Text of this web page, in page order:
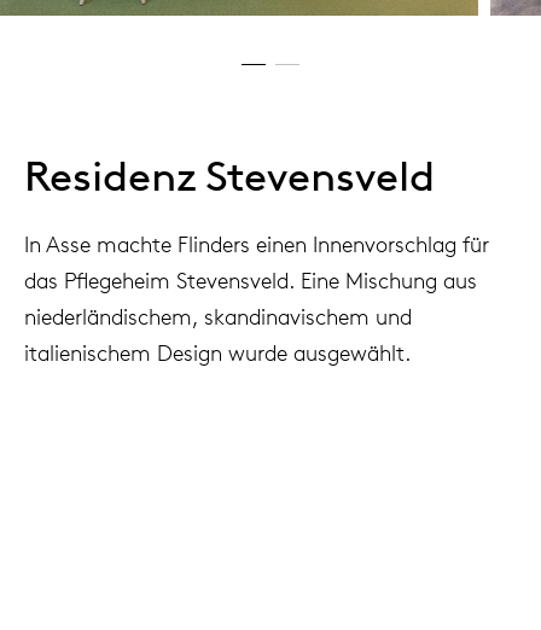
Residenz Stevensveld
In Asse machte Flinders einen Innenvorschlag für
das Pflegeheim Stevensveld. Eine Mischung aus
niederländischem, skandinavischem und
italienischem Design wurde ausgewählt.